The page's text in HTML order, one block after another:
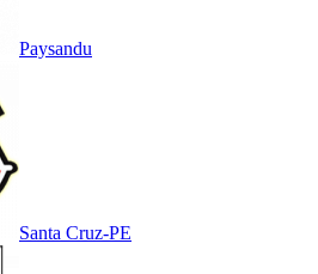
Paysandu
Santa Cruz-PE